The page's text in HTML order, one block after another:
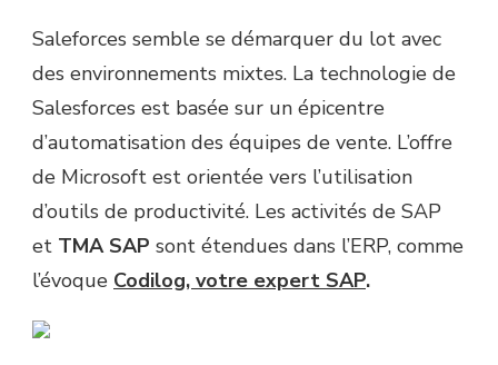
Saleforces semble se démarquer du lot avec
des environnements mixtes. La technologie de
Salesforces est basée sur un épicentre
d’automatisation des équipes de vente. L’offre
de Microsoft est orientée vers l’utilisation
d’outils de productivité. Les activités de SAP
et TMA SAP sont étendues dans l’ERP, comme
l’évoque Codilog, votre expert SAP.